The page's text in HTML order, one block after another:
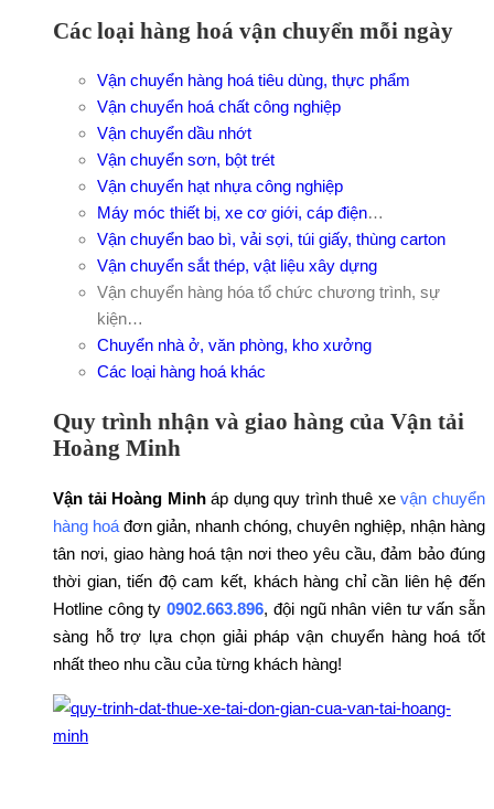
Các loại hàng hoá vận chuyển mỗi ngày
Vận chuyển hàng hoá tiêu dùng, thực phẩm
Vận chuyển hoá chất công nghiệp
Vận chuyển dầu nhớt
Vận chuyển sơn, bột trét
Vận chuyển hạt nhựa công nghiệp
Máy móc thiết bị, xe cơ giới, cáp điện…
Vận chuyển bao bì, vải sợi, túi giấy, thùng carton
Vận chuyển sắt thép, vật liệu xây dựng
Vận chuyển hàng hóa tổ chức chương trình, sự
kiện…
Chuyển nhà ở, văn phòng, kho xưởng
Các loại hàng hoá khác
Quy trình nhận và giao hàng của Vận tải
Hoàng Minh
Vận tải Hoàng Minháp dụng quy trình thuê xevận chuyển
hàng hoá đơn giản, nhanh chóng, chuyên nghiệp, nhận hàng
tân nơi, giao hàng hoá tận nơi theo yêu cầu, đảm bảo đúng
thời gian, tiến độ cam kết, khách hàng chỉ cần liên hệ đến
Hotline công ty0902.663.896, đội ngũ nhân viên tư vấn sẵn
sàng hỗ trợ lựa chọn giải pháp vận chuyển hàng hoá tốt
nhất theo nhu cầu của từng khách hàng!